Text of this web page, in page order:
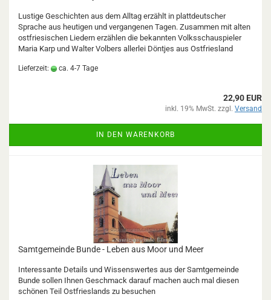
Lustige Geschichten aus dem Alltag erzählt in plattdeutscher
Sprache aus heutigen und vergangenen Tagen. Zusammen mit alten
ostfriesischen Liedern erzählen die bekannten Volksschauspieler
Maria Karp und Walter Volbers allerlei Döntjes aus Ostfriesland
Lieferzeit: ca. 4-7 Tage
22,90 EUR
inkl. 19% MwSt. zzgl. Versand
IN DEN WARENKORB
Samtgemeinde Bunde - Leben aus Moor und Meer
Interessante Details und Wissenswertes aus der Samtgemeinde
Bunde sollen Ihnen Geschmack darauf machen auch mal diesen
schönen Teil Ostfrieslands zu besuchen